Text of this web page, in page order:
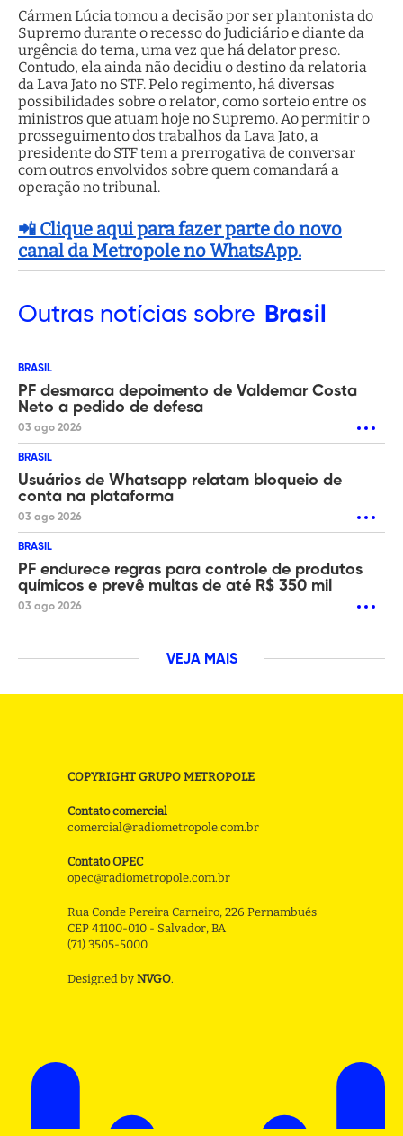
Cármen Lúcia tomou a decisão por ser plantonista do
Supremo durante o recesso do Judiciário e diante da
urgência do tema, uma vez que há delator preso.
Contudo, ela ainda não decidiu o destino da relatoria
da Lava Jato no STF. Pelo regimento, há diversas
possibilidades sobre o relator, como sorteio entre os
ministros que atuam hoje no Supremo. Ao permitir o
prosseguimento dos trabalhos da Lava Jato, a
presidente do STF tem a prerrogativa de conversar
com outros envolvidos sobre quem comandará a
operação no tribunal.
📲 Clique aqui para fazer parte do novo
canal da Metropole no WhatsApp.
Outras notícias sobre Brasil
BRASIL
PF desmarca depoimento de Valdemar Costa
Neto a pedido de defesa
03 ago 2026
BRASIL
Usuários de Whatsapp relatam bloqueio de
conta na plataforma
03 ago 2026
BRASIL
PF endurece regras para controle de produtos
químicos e prevê multas de até R$ 350 mil
03 ago 2026
VEJA MAIS
COPYRIGHT GRUPO METROPOLE
Contato comercial
comercial@radiometropole.com.br
Contato OPEC
opec@radiometropole.com.br
Rua Conde Pereira Carneiro, 226 Pernambués
CEP 41100-010 - Salvador, BA
(71) 3505-5000
Designed by NVGO.